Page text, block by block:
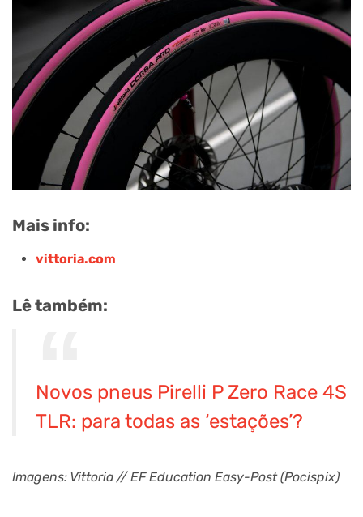
Mais info:
vittoria.com
Lê também:
Novos pneus Pirelli P Zero Race 4S
TLR: para todas as ‘estações’?
Imagens: Vittoria // EF Education Easy-Post (Pocispix)